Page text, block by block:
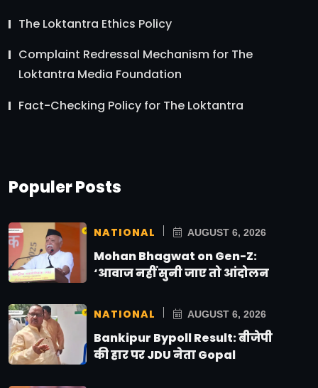
The Loktantra Ethics Policy
Complaint Redressal Mechanism for The
Loktantra Media Foundation
Fact-Checking Policy for The Loktantra
Populer Posts
NATIONAL AUGUST 6, 2026
Mohan Bhagwat on Gen-Z:
‘आवाज नहीं सुनी जाए तो आंदोलन
NATIONAL AUGUST 6, 2026
Bankipur Bypoll Result: बीजेपी
की हार पर JDU नेता Gopal